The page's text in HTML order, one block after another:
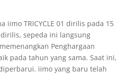
iimo TRICYCLE 01 dirilis pada 15
sepeda ini langsung
Penghargaan
pada tahun yang sama. Saat ini,
iimo yang baru telah